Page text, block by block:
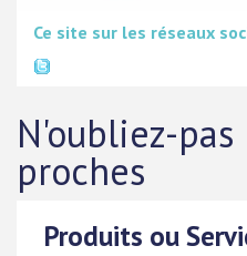
Ce site sur les réseaux
N'oubliez-
proches
Produits ou